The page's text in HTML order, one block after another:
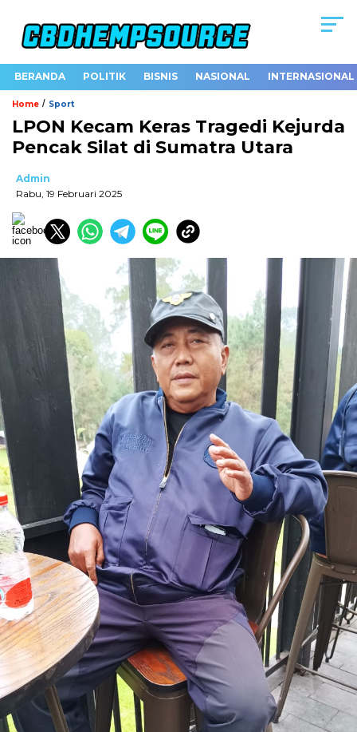
BERANDA POLITIK BISNIS NASIONAL INTERNASIONAL
Home / Sport
LPON Kecam Keras Tragedi Kejurda
Pencak Silat di Sumatra Utara
Admin
Rabu, 19 Februari 2025